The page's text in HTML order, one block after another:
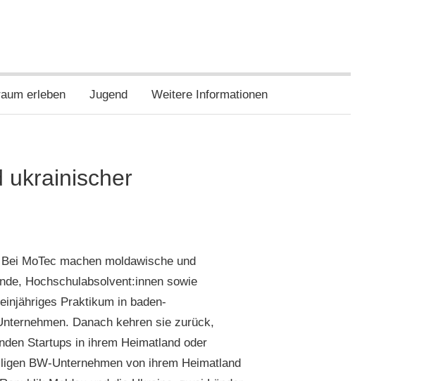
facebookinstagram
erleben Jugend Weitere Informationen
ukrainischer
MoTec machen moldawische und
Hochschulabsolvent:innen sowie
Praktikum in baden-
Danach kehren sie zurück,
Startups in ihrem Heimatland oder
BW-Unternehmen von ihrem Heimatland